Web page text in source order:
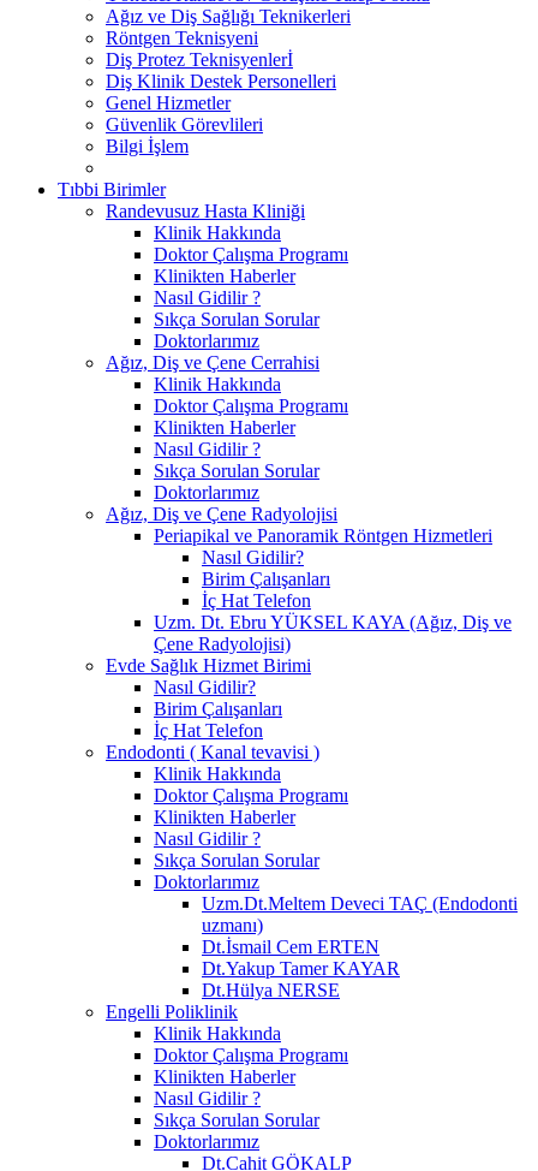
Ağız ve Diş Sağlığı Teknikerleri
Röntgen Teknisyeni
Diş Protez Teknisyenlerİ
Diş Klinik Destek Personelleri
Genel Hizmetler
Güvenlik Görevlileri
Bilgi İşlem
Tıbbi Birimler
Randevusuz Hasta Kliniği
Klinik Hakkında
Doktor Çalışma Programı
Klinikten Haberler
Nasıl Gidilir ?
Sıkça Sorulan Sorular
Doktorlarımız
Ağız, Diş ve Çene Cerrahisi
Klinik Hakkında
Doktor Çalışma Programı
Klinikten Haberler
Nasıl Gidilir ?
Sıkça Sorulan Sorular
Doktorlarımız
Ağız, Diş ve Çene Radyolojisi
Periapikal ve Panoramik Röntgen Hizmetleri
Nasıl Gidilir?
Birim Çalışanları
İç Hat Telefon
Uzm. Dt. Ebru YÜKSEL KAYA (Ağız, Diş ve
Çene Radyolojisi)
Evde Sağlık Hizmet Birimi
Nasıl Gidilir?
Birim Çalışanları
İç Hat Telefon
Endodonti ( Kanal tevavisi )
Klinik Hakkında
Doktor Çalışma Programı
Klinikten Haberler
Nasıl Gidilir ?
Sıkça Sorulan Sorular
Doktorlarımız
Uzm.Dt.Meltem Deveci TAÇ (Endodonti
uzmanı)
Dt.İsmail Cem ERTEN
Dt.Yakup Tamer KAYAR
Dt.Hülya NERSE
Engelli Poliklinik
Klinik Hakkında
Doktor Çalışma Programı
Klinikten Haberler
Nasıl Gidilir ?
Sıkça Sorulan Sorular
Doktorlarımız
Dt.Cahit GÖKALP